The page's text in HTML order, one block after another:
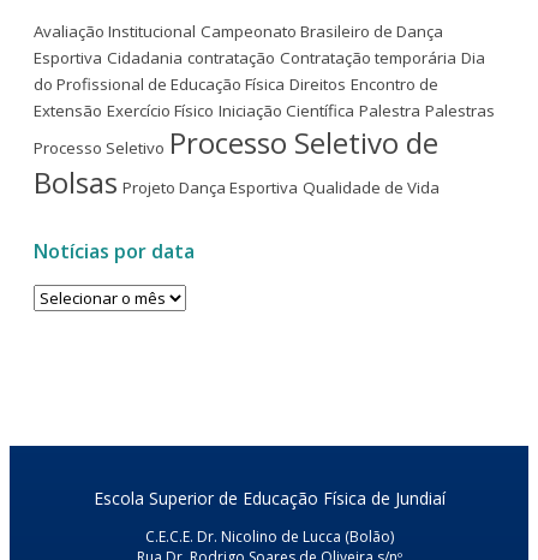
Avaliação Institucional Campeonato Brasileiro de Dança
Esportiva Cidadania contratação Contratação temporária Dia
do Profissional de Educação Física Direitos Encontro de
Extensão Exercício Físico Iniciação Científica Palestra Palestras
Processo Seletivo Processo Seletivo de
Bolsas Projeto Dança Esportiva Qualidade de Vida
Notícias por data
Notícias
Escola Superior de Educação Física de Jundiaí
C.E.C.E. Dr. Nicolino de Lucca (Bolão)